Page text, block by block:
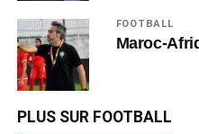
FOOTBALL
Maroc-
PLUS SUR FOOTBALL